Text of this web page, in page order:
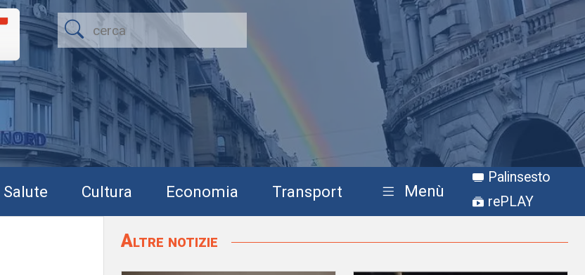
Salute Cultura Economia Transport Menù
Palinsesto
rePLAY
Altre notizie